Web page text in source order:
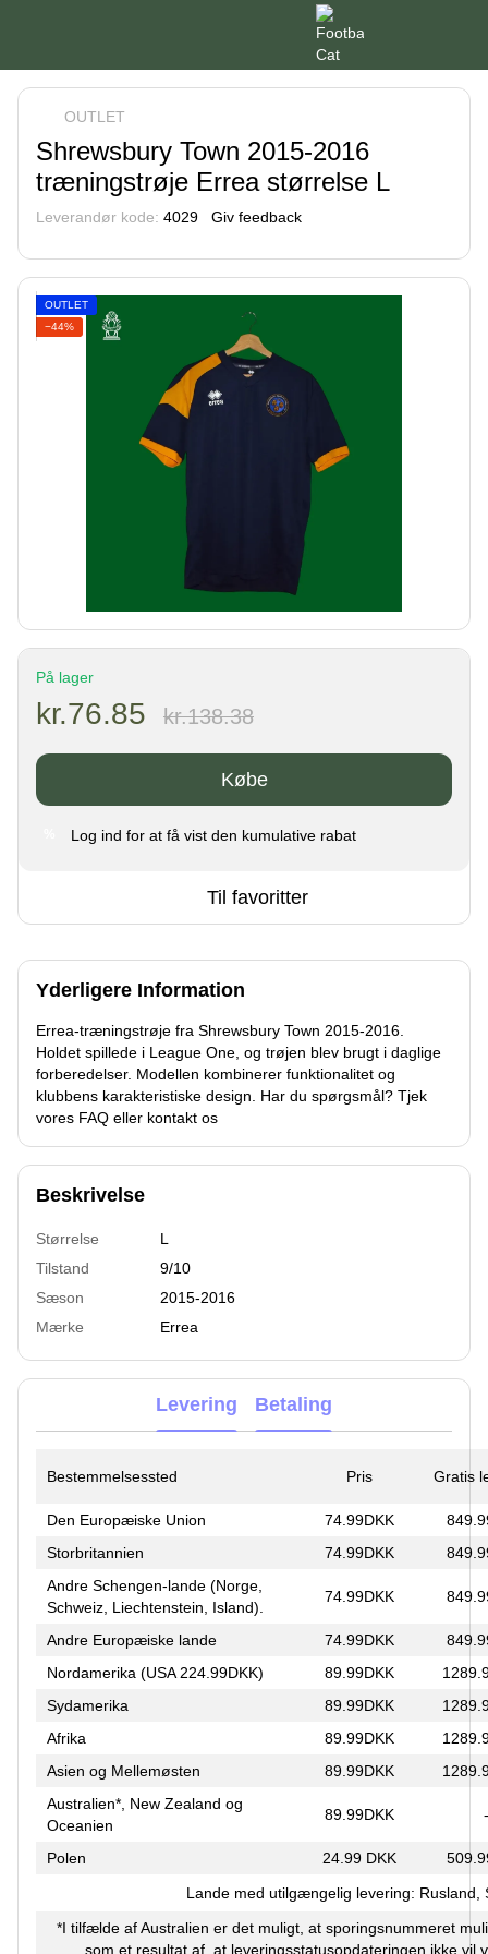
OUTLET
Shrewsbury Town 2015-2016
træningstrøje Errea størrelse L
Leverandør kode: 4029 Giv feedback
OUTLET
−44%
På lager
kr.76.85 kr.138.38
Købe
Log ind for at få vist den kumulative rabat
Til favoritter
Yderligere Information
Errea-træningstrøje fra Shrewsbury Town 2015-2016.
Holdet spillede i League One, og trøjen blev brugt i daglige
forberedelser. Modellen kombinerer funktionalitet og
klubbens karakteristiske design. Har du spørgsmål? Tjek
vores FAQ eller kontakt os
Beskrivelse
Størrelse
L
Tilstand
9/10
Sæson
2015-2016
Mærke
Errea
Levering Betaling
Bestemmelsessted Pris Gratis
Den Europæiske Union 74.99DKK
Storbritannien
74.99DKK
Andre Schengen-lande (Norge,
Schweiz, Liechtenstein, Island).
74.99DKK
Andre Europæiske lande 74.99DKK
Nordamerika (USA 224.99DKK)
89.99DKK
Sydamerika
89.99DKK
Afrika
89.99DKK
Asien og Mellemøsten
89.99DKK
Australien*, New Zealand og
Oceanien
89.99DKK -
Polen 24.99 DKK
Lande med utilgængelig levering: Rusland,
*I tilfælde af Australien er det muligt, at sporingsnummeret
som et resultat af, at leveringsstatusopdateringen ikke